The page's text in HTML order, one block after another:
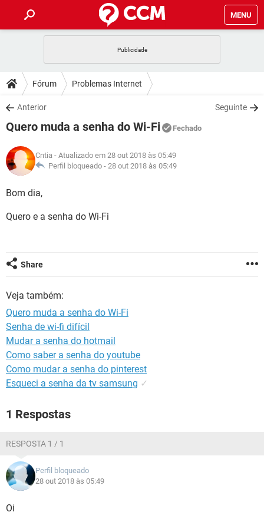
MENU
CELULAR FACEBOOK
OUTLOOK
INSTAGRAM GMAIL
GUIA DE COMPRAS
DICAS
JOGOS WHATSAPP
INSTAGRAM GMAIL
GUIA DE COMPRAS
DOWNLOADS
JOGOS WHATSAPP
CELULAR
OUTLOOK EXCEL
INSTAGRAM
FÓRUM
JOGOS WHATSAPP
CELULAR
OUTLOOK
INSTAGRAM
GLOSSÁRIO
JOGOS
GUIA DE COMPRAS
Fórum Problemas Internet
Anterior Seguinte
Quero muda a senha do Wi-Fi Fechado
Cntia - Atualizado em 28 out 2018 às 05:49
Perfil bloqueado - 28 out 2018 às 05:49
Bom dia,
Quero e a senha do Wi-Fi
Share
Veja também:
Quero muda a senha do Wi-Fi
Senha de wi-fi difícil
Mudar a senha do hotmail
Como saber a senha do youtube
Como mudar a senha do pinterest
Esqueci a senha da tv samsung ✓
1 Respostas
RESPOSTA 1 / 1
Perfil bloqueado
28 out 2018 às 05:49
Oi